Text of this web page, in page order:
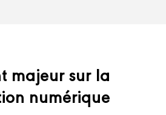
majeur sur la
numérique